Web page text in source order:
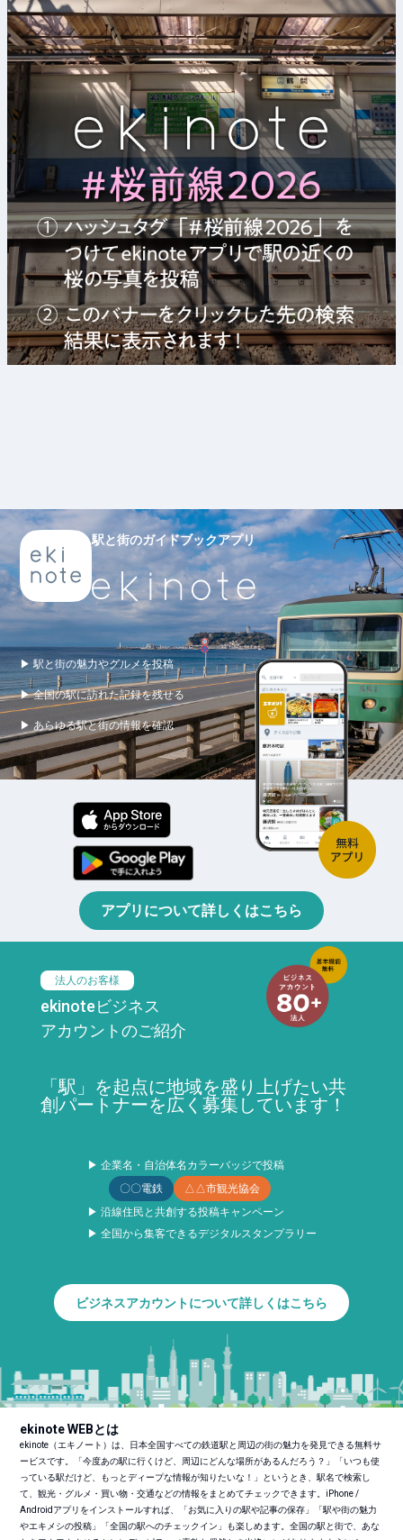
駅と街のガイドブックアプリ
▶ 駅と街の魅力やグルメを投稿
▶ 全国の駅に訪れた記録を残せる
▶ あらゆる駅と街の情報を確認
アプリについて詳しくはこちら
法人のお客様
ekinoteビジネス
アカウントのご紹介
「駅」を起点に地域を盛り上げたい共
創パートナーを広く募集しています！
▶ 企業名・自治体名カラーバッジで投稿
〇〇電鉄
△△市観光協会
▶ 沿線住民と共創する投稿キャンペーン
▶ 全国から集客できるデジタルスタンプラリー
ビジネスアカウントについて詳しくはこちら
ekinote WEBとは
ekinote（エキノート）は、日本全国すべての鉄道駅と周辺の街の魅力を発見できる無料サ
ービスです。「今度あの駅に行くけど、周辺にどんな場所があるんだろう？」「いつも使
っている駅だけど、もっとディープな情報が知りたいな！」というとき、駅名で検索し
て、観光・グルメ・買い物・交通などの情報をまとめてチェックできます。iPhone /
Androidアプリをインストールすれば、「お気に入りの駅や記事の保存」「駅や街の魅力
やエキメシの投稿」「全国の駅へのチェックイン」も楽しめます。全国の駅と街で、あな